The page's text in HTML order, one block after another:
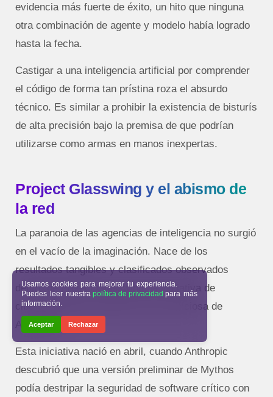
evidencia más fuerte de éxito, un hito que ninguna
otra combinación de agente y modelo había logrado
hasta la fecha.
Castigar a una inteligencia artificial por comprender
el código de forma tan prístina roza el absurdo
técnico. Es similar a prohibir la existencia de bisturís
de alta precisión bajo la premisa de que podrían
utilizarse como armas en manos inexpertas.
Project Glasswing y el abismo de
la red
La paranoia de las agencias de inteligencia no surgió
en el vacío de la imaginación. Nace de los
resultados tangibles y clasificados observados
dentro de Project Glasswing, la iniciativa de
ciberseguridad corporativa más ambiciosa de
Anthropic.
Esta iniciativa nació en abril, cuando Anthropic
descubrió que una versión preliminar de Mythos
podía destripar la seguridad de software crítico con
Usamos cookies para mejorar tu experiencia.
Puedes leer nuestra política de privacidad para más
información.
Aceptar Rechazar